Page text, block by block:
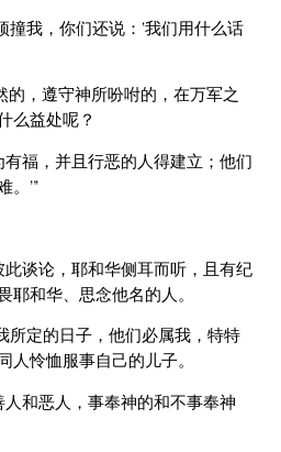
撞我，你们还说：‘我们用什么话
的，遵守神所吩咐的，在万军之
么益处呢？
福，并且行恶的人得建立；他们
。’”
谈论，耶和华侧耳而听，且有纪
和华、思念他名的人。
所定的日子，他们必属我，特特
人怜恤服事自己的儿子。
和恶人，事奉神的和不事奉神